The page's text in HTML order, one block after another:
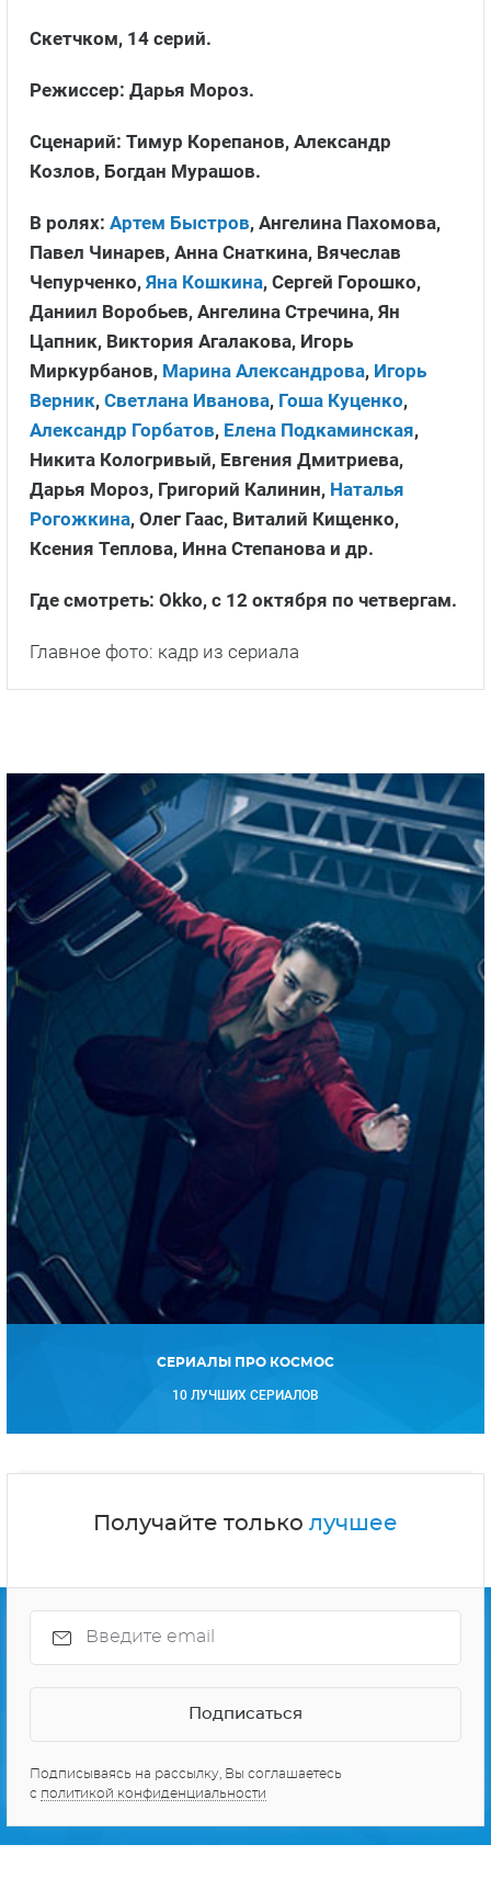
Скетчком, 14 серий.
Режиссер: Дарья Мороз.
Сценарий: Тимур Корепанов, Александр
Козлов, Богдан Мурашов.
В ролях: Артем Быстров, Ангелина Пахомова,
Павел Чинарев, Анна Снаткина, Вячеслав
Чепурченко, Яна Кошкина, Сергей Горошко,
Даниил Воробьев, Ангелина Стречина, Ян
Цапник, Виктория Агалакова, Игорь
Миркурбанов, Марина Александрова, Игорь
Верник, Светлана Иванова, Гоша Куценко,
Александр Горбатов, Елена Подкаминская,
Никита Кологривый, Евгения Дмитриева,
Дарья Мороз, Григорий Калинин, Наталья
Рогожкина, Олег Гаас, Виталий Кищенко,
Ксения Теплова, Инна Степанова и др.
Где смотреть: Okko, с 12 октября по четвергам.
Главное фото: кадр из сериала
СЕРИАЛЫ ПРО КОСМОС
10 ЛУЧШИХ СЕРИАЛОВ
Получайте только лучшее
Подписываясь на рассылку, Вы соглашаетесь
с политикой конфиденциальности